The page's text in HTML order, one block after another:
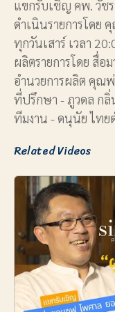
แขกรับเชิญ คพ. วัช
ดำเนินรายการโดย
ทุกวันเสาร์ เวลา
ผลิตรายการโดย สื่
อำนวยการผลิต คุ
ที่ปรึกษา - ภูวดล กลิ่
ทีมงาน - ดนุนัย ไทย
Related Videos